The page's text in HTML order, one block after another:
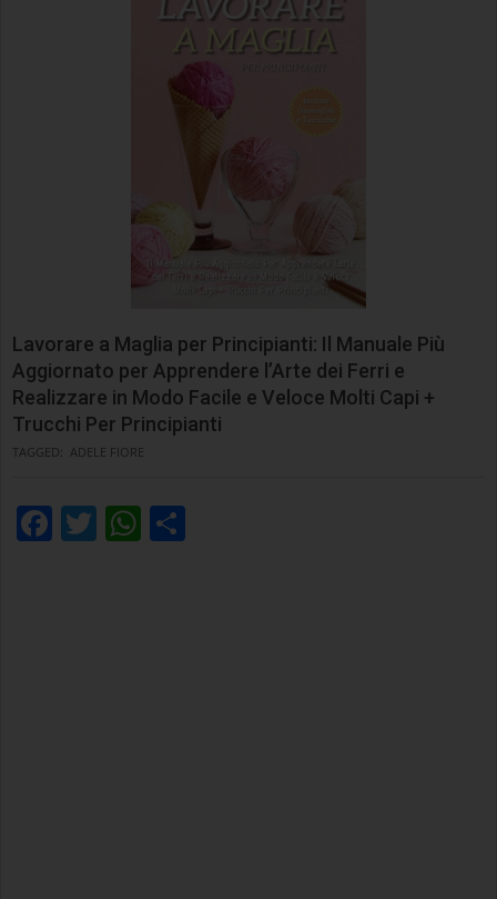
Lavorare a Maglia per Principianti: Il Manuale Più
Aggiornato per Apprendere l’Arte dei Ferri e
Realizzare in Modo Facile e Veloce Molti Capi +
Trucchi Per Principianti
TAGGED: ADELE FIORE
Facebook
TwitterWhatsApp